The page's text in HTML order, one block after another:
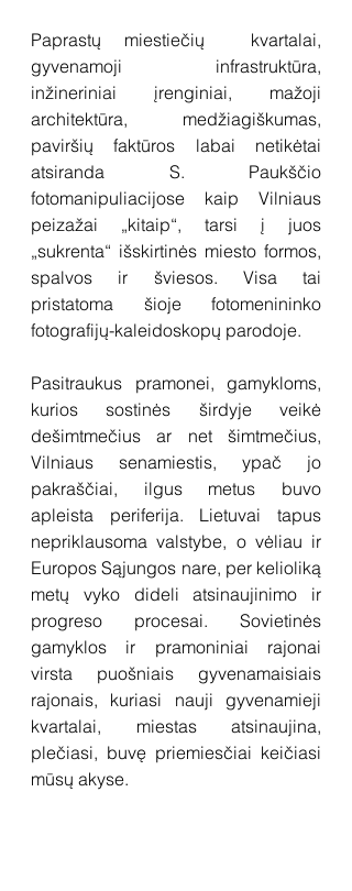
Paprastų miestiečių  kvartalai,
gyvenamoji infrastruktūra,
inžineriniai įrenginiai, mažoji
architektūra, medžiagiškumas,
paviršių faktūros labai netikėtai
atsiranda S. Paukščio
fotomanipuliacijose kaip Vilniaus
peizažai „kitaip“, tarsi į juos
„sukrenta“ išskirtinės miesto formos,
spalvos ir šviesos. Visa tai
pristatoma šioje fotomenininko
fotografijų-kaleidoskopų parodoje.
Pasitraukus pramonei, gamykloms,
kurios sostinės širdyje veikė
dešimtmečius ar net šimtmečius,
Vilniaus senamiestis, ypač jo
pakraščiai, ilgus metus buvo
apleista periferija. Lietuvai tapus
nepriklausoma valstybe, o vėliau ir
Europos Sąjungos nare, per kelioliką
metų vyko dideli atsinaujinimo ir
progreso procesai. Sovietinės
gamyklos ir pramoniniai rajonai
virsta puošniais gyvenamaisiais
rajonais, kuriasi nauji gyvenamieji
kvartalai, miestas atsinaujina,
plečiasi, buvę priemiesčiai keičiasi
mūsų akyse.